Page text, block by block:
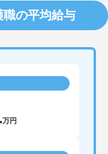
の平均給与
万円